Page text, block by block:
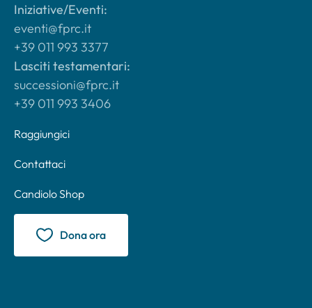
Iniziative/Eventi:
eventi@fprc.it
+39 011 993 3377
Lasciti testamentari:
successioni@fprc.it
+39 011 993 3406
Raggiungici
Contattaci
Candiolo Shop
Dona ora